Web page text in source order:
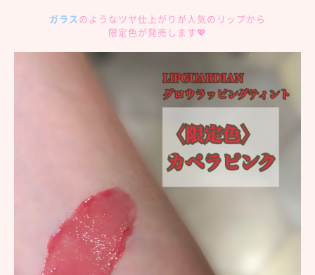
ガラスのようなツヤ仕上がりが人気のリップから
限定色が発売します💖